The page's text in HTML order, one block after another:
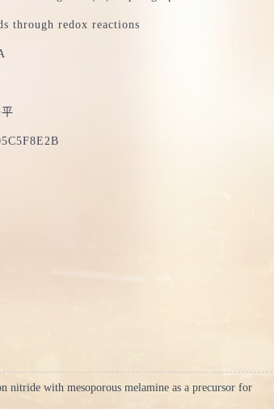
through redox reactions
nitride with mesoporous melamine as a precursor for